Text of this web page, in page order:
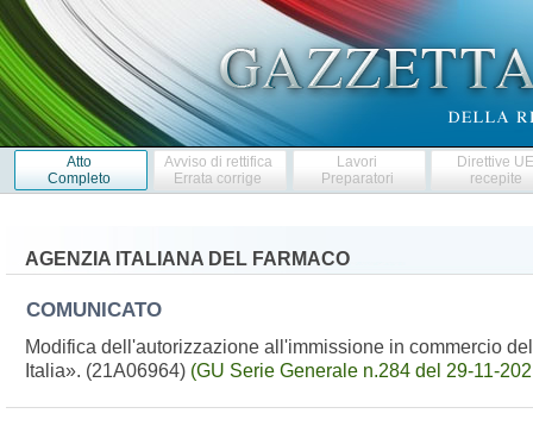
Atto
Completo
Avviso di rettifica
Errata corrige
Lavori
Preparatori
Direttive
recepite
AGENZIA ITALIANA DEL FARMACO
COMUNICATO
Modifica dell'autorizzazione all'immissione in commercio
Italia». (21A06964) (GU Serie Generale n.284 del 29-11-